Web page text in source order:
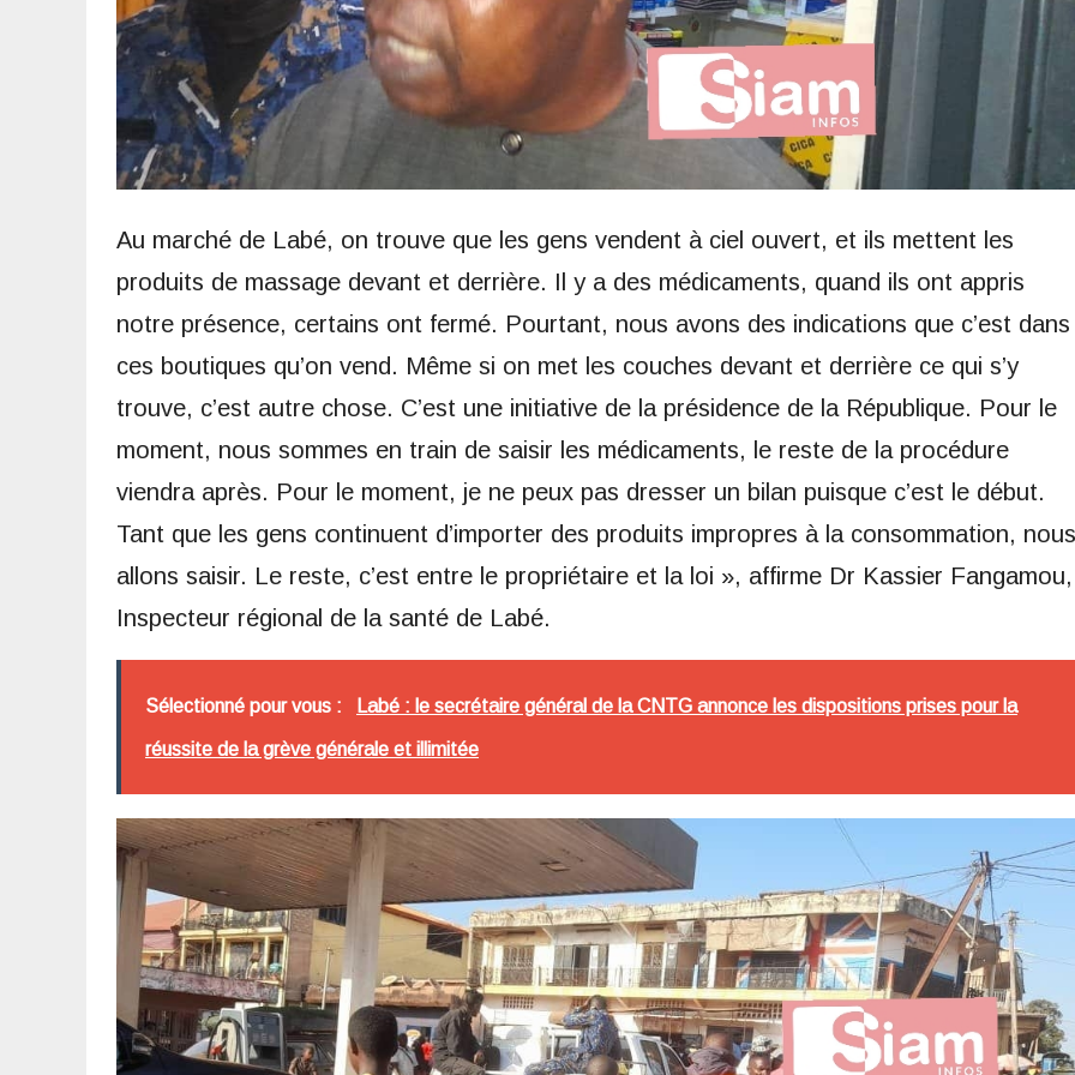
Au marché de Labé, on trouve que les gens vendent à ciel ouvert, et ils mettent les
produits de massage devant et derrière. Il y a des médicaments, quand ils ont appris
notre présence, certains ont fermé. Pourtant, nous avons des indications que c’est dans
ces boutiques qu’on vend. Même si on met les couches devant et derrière ce qui s’y
trouve, c’est autre chose. C’est une initiative de la présidence de la République. Pour le
moment, nous sommes en train de saisir les médicaments, le reste de la procédure
viendra après. Pour le moment, je ne peux pas dresser un bilan puisque c’est le début.
Tant que les gens continuent d’importer des produits impropres à la consommation, nous
allons saisir. Le reste, c’est entre le propriétaire et la loi », affirme Dr Kassier Fangamou,
Inspecteur régional de la santé de Labé.
Sélectionné pour vous : Labé : le secrétaire général de la CNTG annonce les dispositions prises pour la
réussite de la grève générale et illimitée